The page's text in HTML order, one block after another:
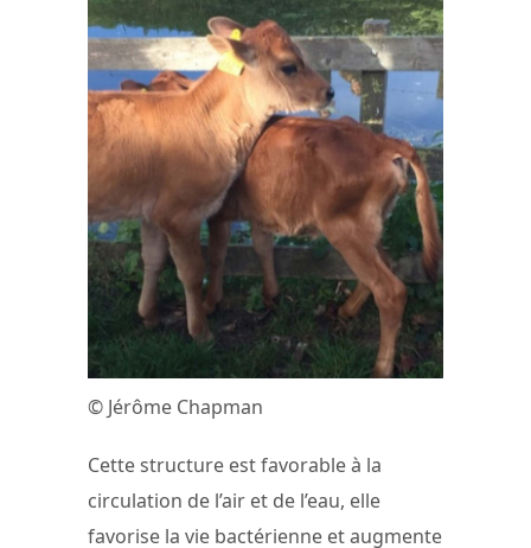
© Jérôme Chapman
Cette structure est favorable à la
circulation de l’air et de l’eau, elle
favorise la vie bactérienne et augmente